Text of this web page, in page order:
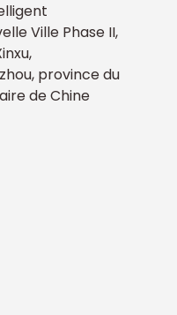
Ville Phase II,
province du
de Chine